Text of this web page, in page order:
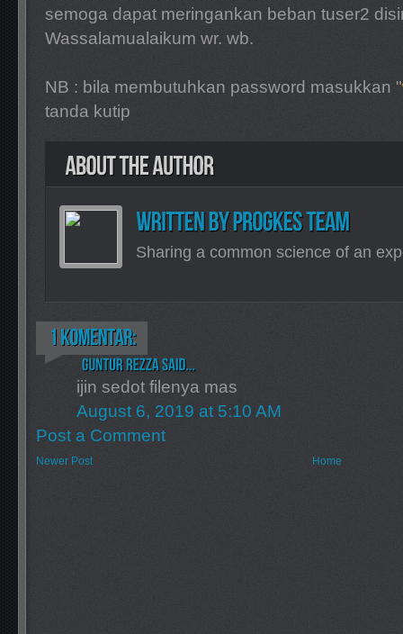
semoga dapat meringankan beban tuser2
Wassalamualaikum wr. wb.
NB : bila membutuhkan password masukkan "
tanda kutip
Sharing a common science of an
ijin sedot filenya mas
August 6, 2019 at 5:10 AM
Post a Comment
Newer Post Home